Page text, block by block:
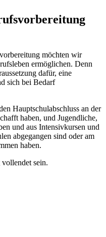
möchten wir
ermöglichen. Denn
dafür, eine
sich bei Bedarf
Hauptschulabschluss an der
haben, und Jugendliche,
und aus Intensivkursen und
abgegangen sind oder am
haben.
sein.